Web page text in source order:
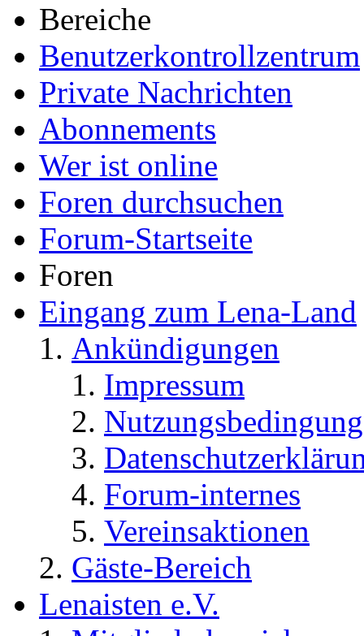
Bereiche
Benutzerkontrollzentrum
Private Nachrichten
Abonnements
Wer ist online
Foren durchsuchen
Forum-Startseite
Foren
Eingang zum Lena-Land
Ankündigungen
Impressum
Forum-internes
Vereinsaktionen
Gäste-Bereich
Lenaisten e.V.